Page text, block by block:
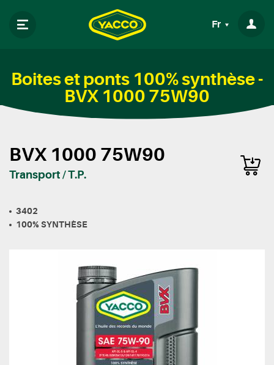
Fr
Boites et ponts 100% synthèse -
BVX 1000 75W90
BVX 1000 75W90
Transport / T.P.
3402
100% SYNTHÈSE